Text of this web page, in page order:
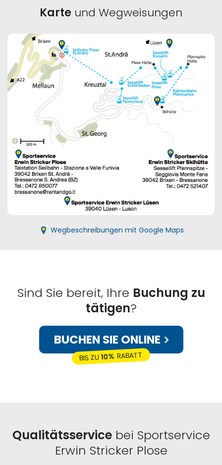
Karte und Wegweisungen
Wegbeschreibungen mit Google Maps
Sind Sie bereit, Ihre Buchung zu
tätigen?
BUCHEN SIE ONLINE
BIS ZU10% RABATT
Qualitätsservicebei Sportservice
Erwin Stricker Plose